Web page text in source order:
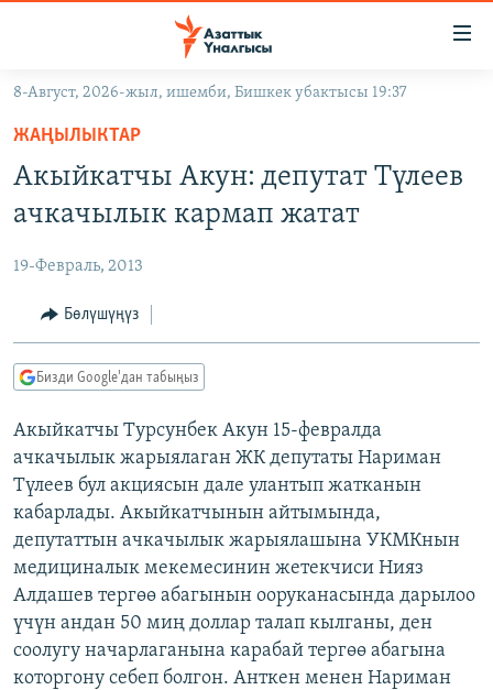
Навигацияга
өтүңүз
Издөөгө
салыңыз
ЭКОНОМИКА
МАДАНИЯТ
БОРБОР АЗИЯ
АТАЙЫН ИЛИКТӨӨ
ТВ ПРОГРАММАЛАР
ЭКСПЕРТТЕР ТАЛДАЙТ
БИЗ ЖАНА ДҮЙНӨ
ДАНИСТЕ
ЭЖЕ-СИҢДИЛЕР
АЗАТТЫК+
ЫҢГАЙСЫЗ СУРООЛОР
ӨЗГӨЧӨ ПИКИР
Русский
ОНЛАЙН ШЕРИНЕ
ЭЕ/АРнун бардык сайттары
8-Август, 2026-жыл, ишемби, Бишкек убактысы 19:37
ЖАҢЫЛЫКТАР
Акыйкатчы Акун: депутат Түлеев
ачкачылык кармап жатат
19-Февраль, 2013
Бөлүшүңүз
Бизди Google'дан табыңыз
Акыйкатчы Турсунбек Акун 15-февралда
ачкачылык жарыялаган ЖК депутаты Нариман
Түлеев бул акциясын дале улантып жатканын
кабарлады. Акыйкатчынын айтымында,
депутаттын ачкачылык жарыялашына УКМКнын
медициналык мекемесинин жетекчиси Нияз
Алдашев тергөө абагынын ооруканасында дарылоо
үчүн андан 50 миң доллар талап кылганы, ден
соолугу начарлаганына карабай тергөө абагына
которгону себеп болгон. Анткен менен Нариман